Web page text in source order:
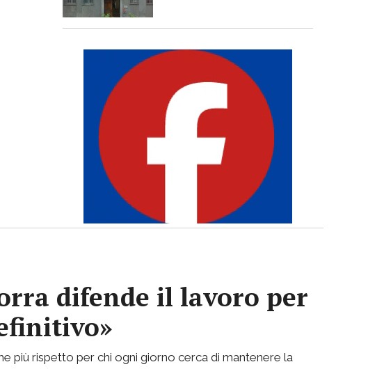
difende il lavoro per
più rispetto per chi ogni giorno cerca di mantenere la